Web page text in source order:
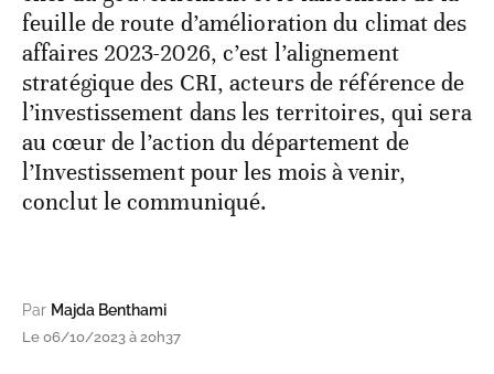
feuille de route d’amélioration du climat des
affaires 2023-2026, c’est l’alignement
stratégique des CRI, acteurs de référence de
l’investissement dans les territoires, qui sera
au cœur de l’action du département de
l’Investissement pour les mois à venir,
conclut le communiqué.
Par Majda Benthami
Le 06/10/2023 à 20h37